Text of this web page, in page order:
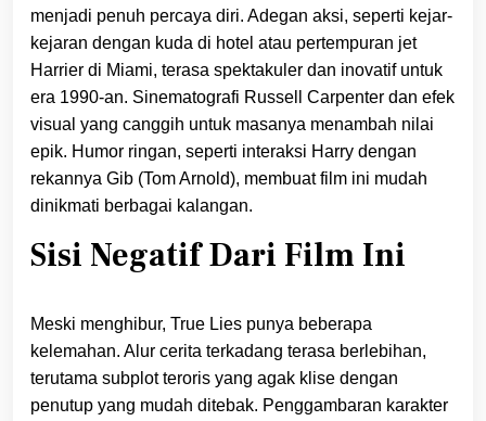
menjadi penuh percaya diri. Adegan aksi, seperti kejar-
kejaran dengan kuda di hotel atau pertempuran jet
Harrier di Miami, terasa spektakuler dan inovatif untuk
era 1990-an. Sinematografi Russell Carpenter dan efek
visual yang canggih untuk masanya menambah nilai
epik. Humor ringan, seperti interaksi Harry dengan
rekannya Gib (Tom Arnold), membuat film ini mudah
dinikmati berbagai kalangan.
Sisi Negatif Dari Film Ini
Meski menghibur, True Lies punya beberapa
kelemahan. Alur cerita terkadang terasa berlebihan,
terutama subplot teroris yang agak klise dengan
penutup yang mudah ditebak. Penggambaran karakter